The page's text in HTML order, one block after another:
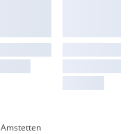
Amstetten